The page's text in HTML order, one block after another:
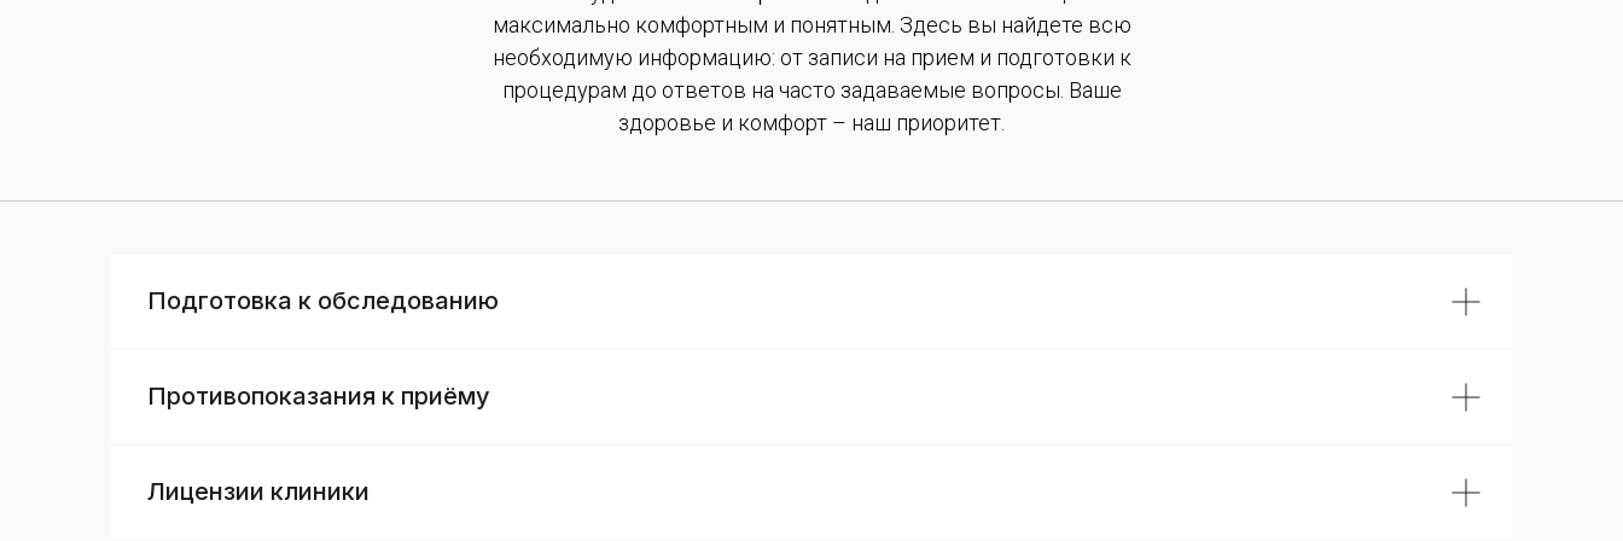
максимально комфортным и понятным. Здесь вы найдете всю
необходимую информацию: от записи на прием и подготовки к
процедурам до ответов на часто задаваемые вопросы. Ваше
здоровье и комфорт – наш приоритет.
Подготовка к обследованию
Противопоказания к приёму
Лицензии клиники